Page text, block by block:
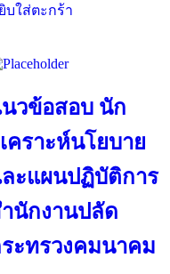
บใส่ตะกร้า
วข้อสอบ นัก
คราะห์นโยบาย
ะแผนปฏิบัติการ
นักงานปลัด
ะทรวงคมนาคม